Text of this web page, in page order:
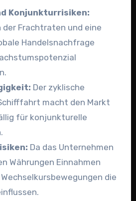
Konjunkturrisiken:
der Frachtraten und eine
Handelsnachfrage
Der zyklische
macht den Markt
für konjunkturelle
Da das Unternehmen
Währungen Einnahmen
die